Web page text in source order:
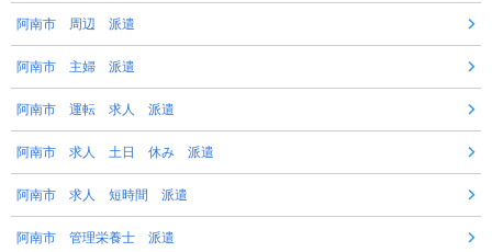
阿南市 周辺 派遣
阿南市 主婦 派遣
阿南市 運転 求人 派遣
阿南市 求人 土日 休み 派遣
阿南市 求人 短時間 派遣
阿南市 管理栄養士 派遣